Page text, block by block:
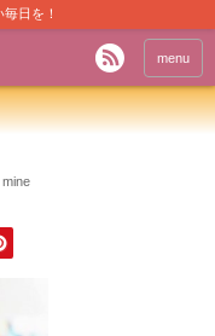
日を！
menu
mine